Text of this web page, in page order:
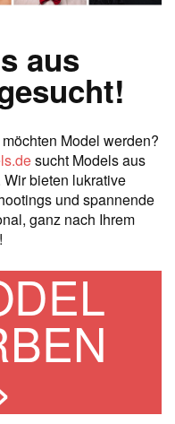
aus
Model werden?
sucht Models aus
bieten lukrative
und spannende
ganz nach Ihrem